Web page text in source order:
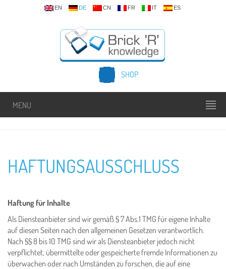
EN DE CN FR IT ES
SHOP
MENU
HAFTUNGSAUSSCHLUSS
Haftung für Inhalte
Als Diensteanbieter sind wir gemäß § 7 Abs.1 TMG für eigene Inhalte
auf diesen Seiten nach den allgemeinen Gesetzen verantwortlich.
Nach §§ 8 bis 10 TMG sind wir als Diensteanbieter jedoch nicht
verpflichtet, übermittelte oder gespeicherte fremde Informationen zu
überwachen oder nach Umständen zu forschen, die auf eine